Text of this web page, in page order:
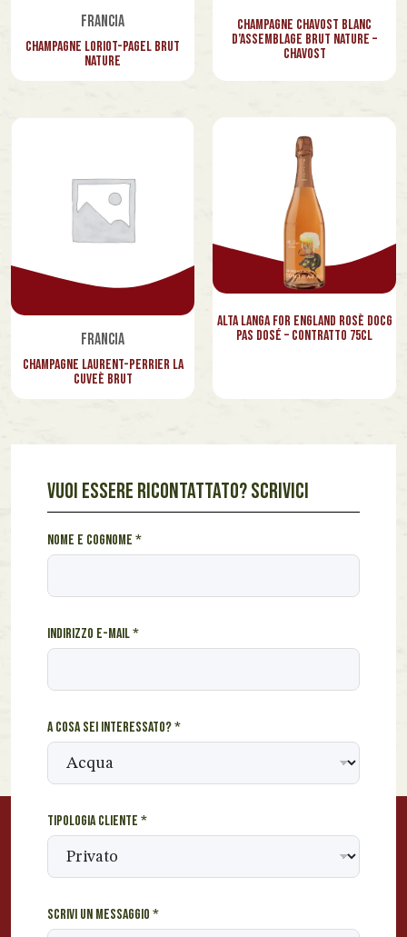
Francia
Champagne Loriot-Pagel Brut
Nature
Champagne Chavost Blanc
d’Assemblage Brut Nature –
Chavost
Francia
Champagne Laurent-Perrier La
Cuveè Brut
Alta Langa For England Rosè Docg
Pas Dosé – Contratto 75cl
VUOI ESSERE RICONTATTATO? SCRIVICI
Nome e cognome *
Indirizzo e-mail*
A cosa sei interessato?*
Tipologia cliente *
Scrivi un messaggio *